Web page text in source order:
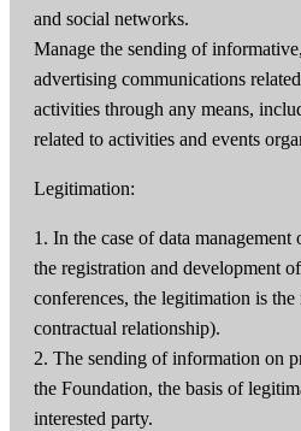
and social networks.
Manage the sending of
advertising communications
activities through any means,
related to activities and events
Legitimation:
1. In the case of data
the registration and development
conferences, the legitimation is
contractual relationship).
2. The sending of information on
the Foundation, the basis of
interested party.